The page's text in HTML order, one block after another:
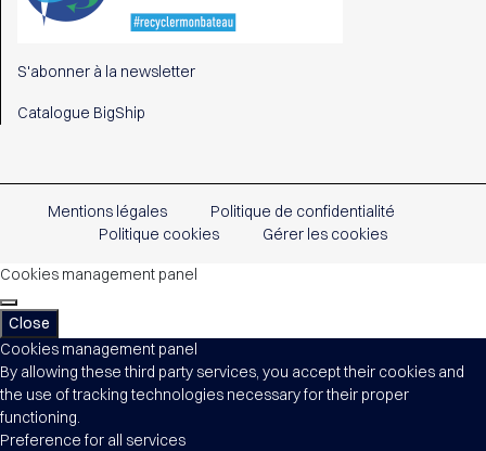
S'abonner à la newsletter
Catalogue BigShip
Mentions légales
Politique de confidentialité
Politique cookies
Gérer les cookies
Cookies management panel
Close
Cookies management panel
By allowing these third party services, you accept their cookies and
the use of tracking technologies necessary for their proper
functioning.
Preference for all services